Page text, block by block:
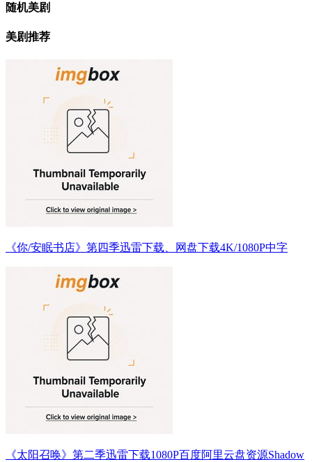
随机美剧
美剧推荐
《你/安眠书店》第四季迅雷下载、网盘下载4K/1080P中字
《太阳召唤》第二季迅雷下载1080P百度阿里云盘资源Shadow